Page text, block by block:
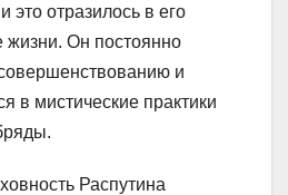
это отразилось в его
жизни. Он постоянно
и
в мистические практики
Распутина